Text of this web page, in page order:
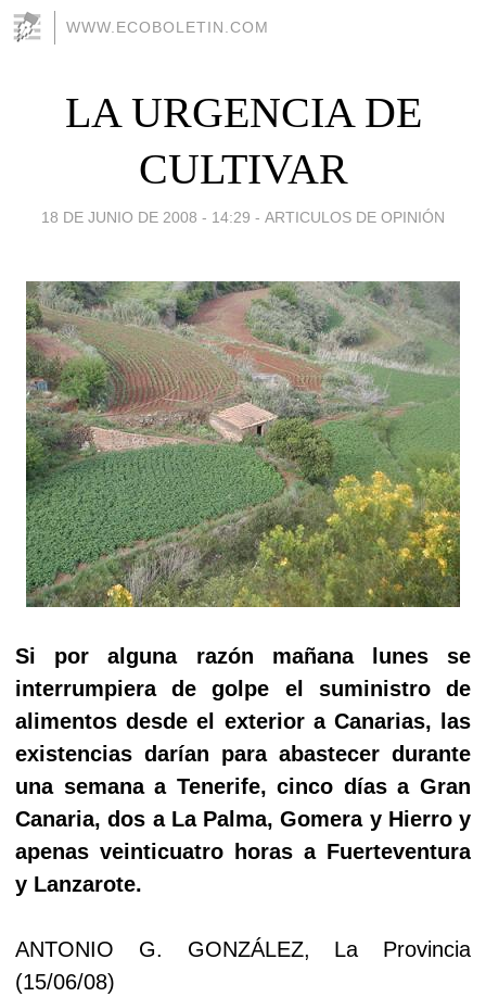
WWW.ECOBOLETIN.COM
LA URGENCIA DE
CULTIVAR
18 DE JUNIO DE 2008 - 14:29 - ARTICULOS DE OPINIÓN
Si por alguna razón mañana lunes se
interrumpiera de golpe el suministro de
alimentos desde el exterior a Canarias, las
existencias darían para abastecer durante
una semana a Tenerife, cinco días a Gran
Canaria, dos a La Palma, Gomera y Hierro y
apenas veinticuatro horas a Fuerteventura
y Lanzarote.
ANTONIO G. GONZÁLEZ, La Provincia
(15/06/08)